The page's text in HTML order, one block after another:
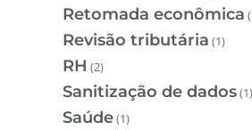
Retomada econômica
Revisão tributária (1)
RH (2)
Sanitização de dados(1)
Saúde(1)